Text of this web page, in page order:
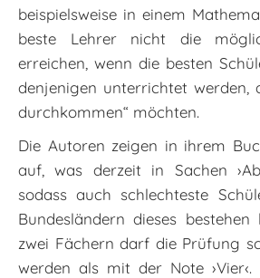
beispielsweise in einem
beste Lehrer nicht die
erreichen, wenn die besten
denjenigen unterrichtet werden,
durchkommen“ möchten.
Die Autoren zeigen in ihrem
auf, was derzeit in Sachen
sodass auch schlechteste
Bundesländern dieses
zwei Fächern darf die Prüfung
werden als mit der Note